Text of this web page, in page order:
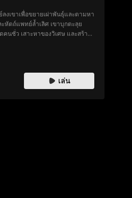
อยู่กับหลี่ซานเหนียงและไช่อวี้เจิน
ง นางนำสุราชั้นเลิศที่มู่อิงมอบให้
เรียบง่าย พี่สาวทั้งสองยังกล่าว
งเขาเพื่อขยายเผ่าพันธุ์และตามหา
หัตถ์แพทย์ล้ำเลิศ เขาบุกตะลุย
นชั่ว เสาะหาของวิเศษ และสร้าง
เล่น